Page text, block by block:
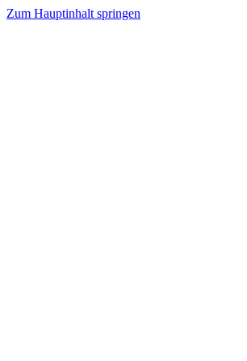
Zum Hauptinhalt springen